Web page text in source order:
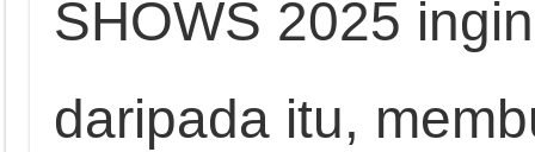
SHOWS 2025
daripada itu,